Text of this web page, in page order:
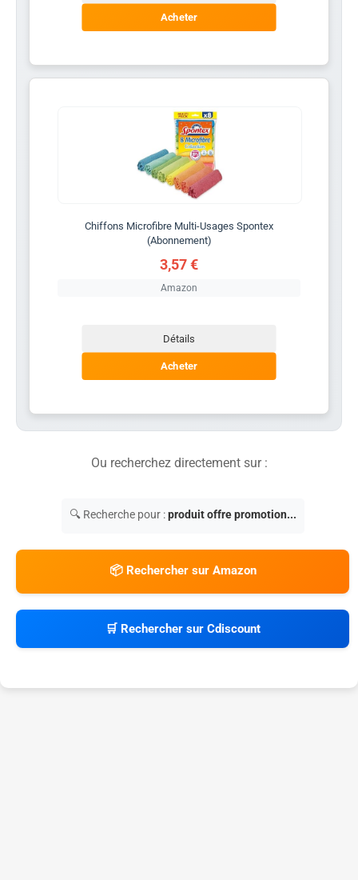
Acheter
Chiffons Microfibre Multi-Usages Spontex
(Abonnement)
3,57 €
Amazon
Détails
Acheter
Ou recherchez directement sur :
🔍 Recherche pour :produit offre promotion...
📦 Rechercher sur Amazon
🛒 Rechercher sur Cdiscount